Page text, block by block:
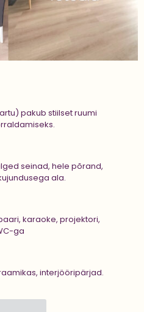
pakub stiilset ruumi
seinad, hele põrand,
ala.
karaoke, projektori,
ga
interjööripärjad.